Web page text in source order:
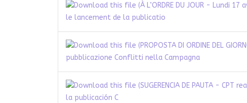
le lancement de la publicatio
pubblicazione Conflitti nella Campagna
la publicación C